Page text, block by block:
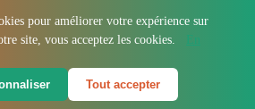
pour améliorer votre expérience sur
site, vous acceptez les cookies.
En
Tout accepter
consultées
- Villes - Entreprises - Marques Contact
Tous droits réservés.